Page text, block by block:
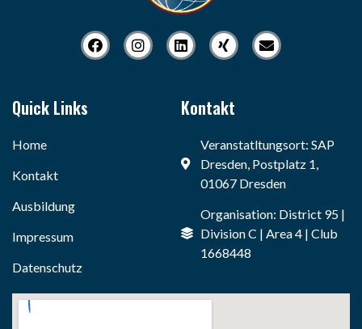
Quick Links
Home
Kontakt
Ausbildung
Impressum
Datenschutz
Kontakt
Veranstatltungsort: SAP
Dresden, Postplatz 1,
01067 Dresden
Organisation: District 95 |
Division C | Area 4 | Club
1668448